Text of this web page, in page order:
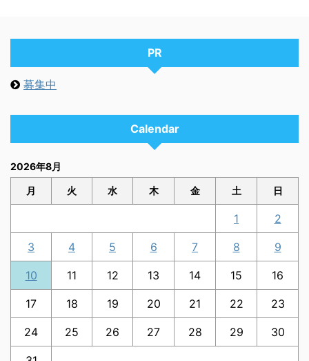
PR
募集中
Calendar
2026年8月
月 火 水 木 金 土 日
1 2
3 4 5 6 7 8 9
10 11 12 13 14 15 16
17 18 19 20 21 22 23
24 25 26 27 28 29 30